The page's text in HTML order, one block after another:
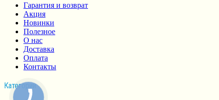
Гарантия и возврат
Акция
Новинки
Полезное
О нас
Доставка
Оплата
Контакты
Категории